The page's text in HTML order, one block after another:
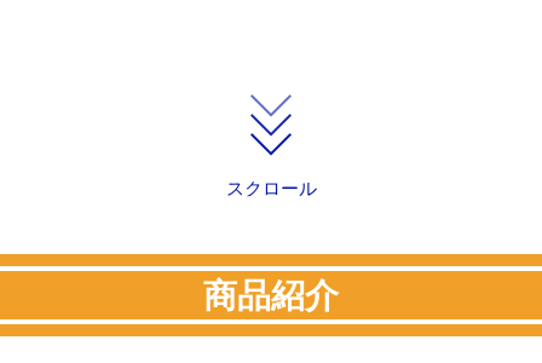
スクロール
商品紹介